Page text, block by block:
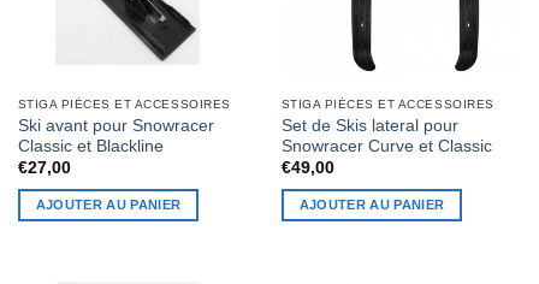
STIGA PIÈCES ET ACCESSOIRES
Ski avant pour Snowracer
Classic et Blackline
€27,00
AJOUTER AU PANIER
STIGA PIÈCES ET ACCESSOIRES
Set de Skis lateral pour
Snowracer Curve et Classic
€49,00
AJOUTER AU PANIER